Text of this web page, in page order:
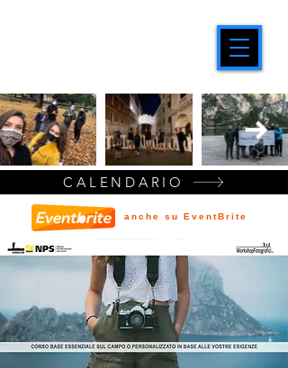
CALENDARIO
anche su EventBrite